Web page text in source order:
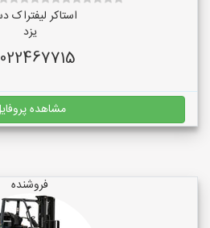
استاکر لیفتراک
یزد
مشاهده
فروشنده